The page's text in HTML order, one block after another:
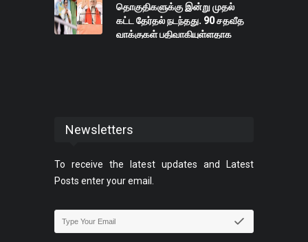
தொகுதிகளுக்கு இன்று முதல்
கட்ட தேர்தல் நடந்தது. 90 சதவீத
வாக்குகள் பதிவாகியுள்ளதாக
Newsletters
To receive the latest updates and Latest
Posts enter your email.